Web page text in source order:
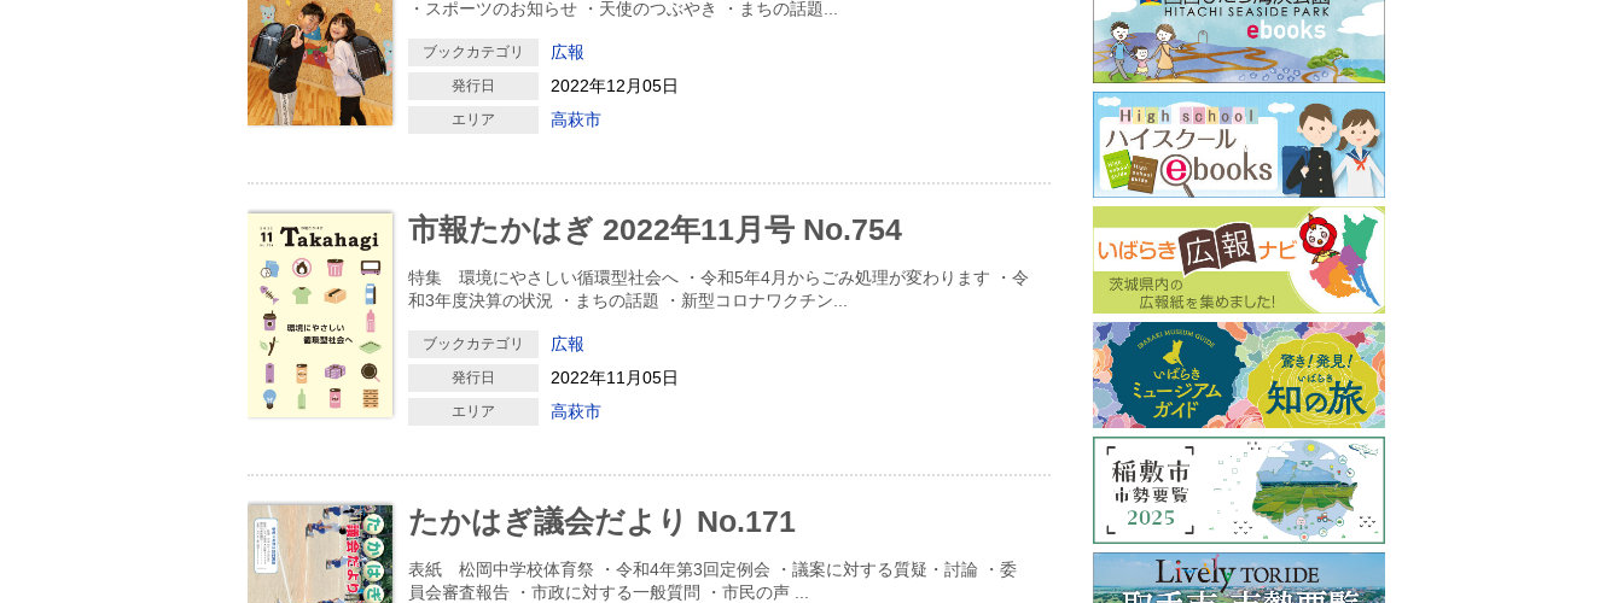
・スポーツのお知らせ ・天使のつぶやき ・まちの話題
ブックカテゴリ 広報
発行日 2022年12月05日
エリア 高萩市
市報たかはぎ 2022年11月号 No.754
特集 環境にやさしい循環型社会へ ・令和5年4月からごみ処理が変わります ・令
和3年度決算の状況 ・まちの話題 ・新型コロナワクチン
ブックカテゴリ 広報
発行日 2022年11月05日
エリア 高萩市
たかはぎ議会だより No.171
表紙 松岡中学校体育祭 ・令和4年第3回定例会 ・議案に対する質疑・討論 ・委
員会審査報告 ・市政に対する一般質問 ・市民の声